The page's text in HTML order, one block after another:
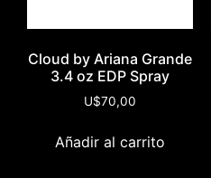
Cloud by Ariana Grande
3.4 oz EDP Spray
U$70,00
Añadir al carrito